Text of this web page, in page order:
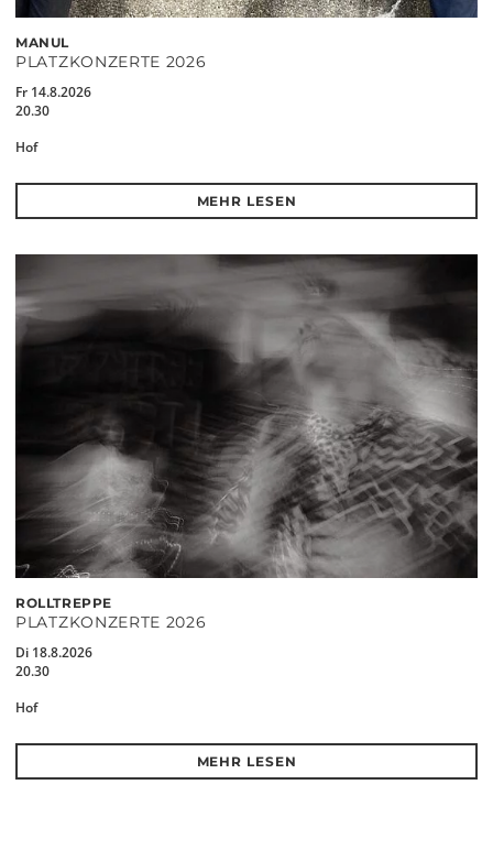
MANUL
PLATZKONZERTE 2026
Fr 14.8.2026
20.30
Hof
MEHR LESEN
ROLLTREPPE
PLATZKONZERTE 2026
Di 18.8.2026
20.30
Hof
MEHR LESEN